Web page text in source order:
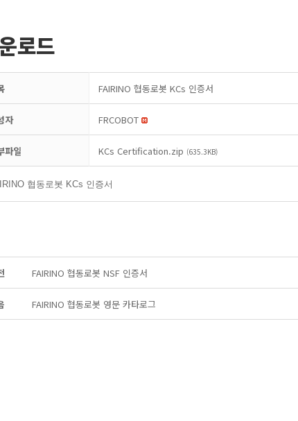
로드
FAIRINO 협동로봇 KCs 인증서
자 FRCOBOT
파일 KCs Certification.zip (635.3KB)
협동로봇 KCs 인증서
FAIRINO 협동로봇 NSF 인증서
FAIRINO 협동로봇 영문 카타로그